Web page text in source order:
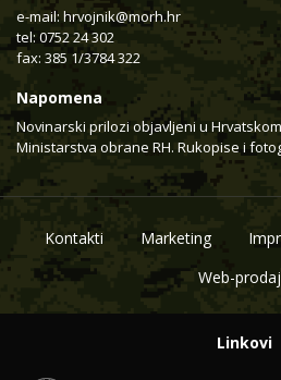
e-mail: hrvojnik@morh.hr
tel: 0752 24 302
fax: 385 1/3784 322
Napomena
Novinarski prilozi objavljeni u
Ministarstva obrane RH. Rukopise i
Kontakti Marketing
Web-
Linkovi